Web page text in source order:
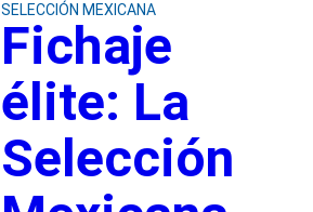
SELECCIÓN MEXICANA
Fichaje
élite: La
Selección